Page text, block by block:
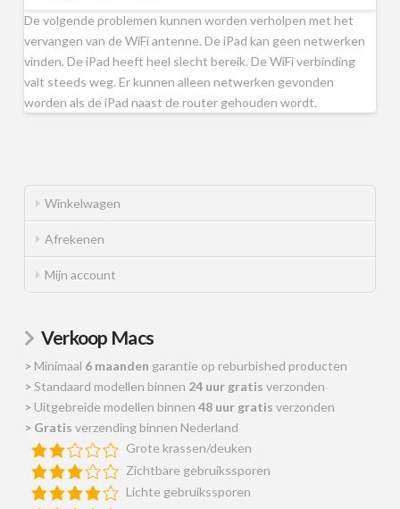
De volgende problemen kunnen worden verholpen met het
vervangen van de WiFi antenne. De iPad kan geen netwerken
vinden. De iPad heeft heel slecht bereik. De WiFi verbinding
valt steeds weg. Er kunnen alleen netwerken gevonden
worden als de iPad naast de router gehouden wordt.
Winkelwagen
Afrekenen
Mijn account
Verkoop Macs
>Minimaal 6 maanden garantie op reburbished producten
>Standaard modellen binnen 24 uur gratis verzonden
>Uitgebreide modellen binnen 48 uur gratis verzonden
>Gratis verzending binnen Nederland
Grote krassen/deuken
Zichtbare gebruikssporen
Lichte gebruikssporen